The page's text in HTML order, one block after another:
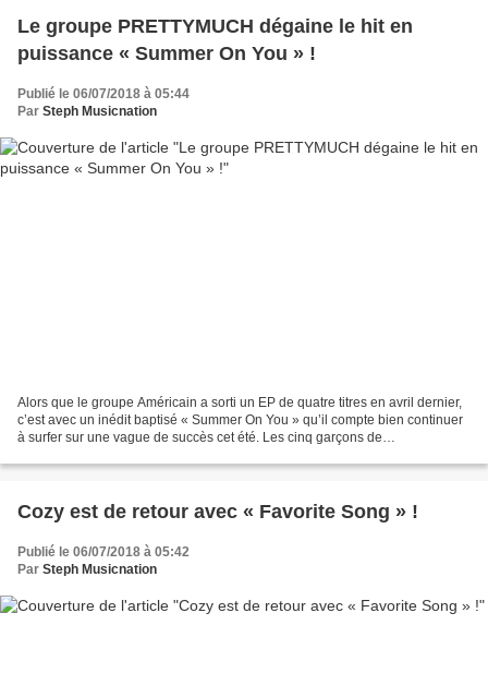
Le groupe PRETTYMUCH dégaine le hit en
puissance « Summer On You » !
Publié le 06/07/2018 à 05:44
Par Steph Musicnation
Alors que le groupe Américain a sorti un EP de quatre titres en avril dernier,
c’est avec un inédit baptisé « Summer On You » qu’il compte bien continuer
à surfer sur une vague de succès cet été. Les cinq garçons de
Cozy est de retour avec « Favorite Song » !
Publié le 06/07/2018 à 05:42
Par Steph Musicnation